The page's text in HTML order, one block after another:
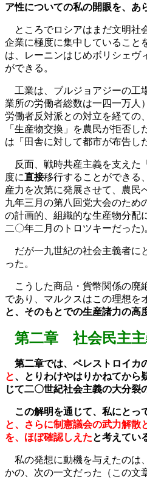
ア性についての私の開眼を、あ
ところでロシアはまだ文明社
企業に極度に集中していること
は、レーニンはじめボリシェヴ
ができる。
工業は、ブルジョアジーの工
業所の労働者総数は一四一万人
労働者反対派との対立を経ての
「生産物交換」を農民が拒否
は「田舎に対して都市が布告し
反面、戦時共産主義を支えた
度に直接移行することができる
産力を次第に発展させて、農
九年三月の第八回党大会のため
の計画的、組織的な生産物分配
二〇年二月のトロツキーだった)
だが一九世紀の社会主義者に
った。
こうした商品・貨幣関係の廃
であり、マルクスはこの理想
と、そのもとでの生産諸力の高
第二章 社会民主主
第二章では、ペレストロイカ
と、とりわけやはりかねてから
じて二〇世紀社会主義の大分裂
この解明を通じて、私にとっ
と、さらに制憲議会の武力解散
を、ほぼ確認しえたと考えてい
私の発想に動機を与えたのは
かの、次の一文だった（この文